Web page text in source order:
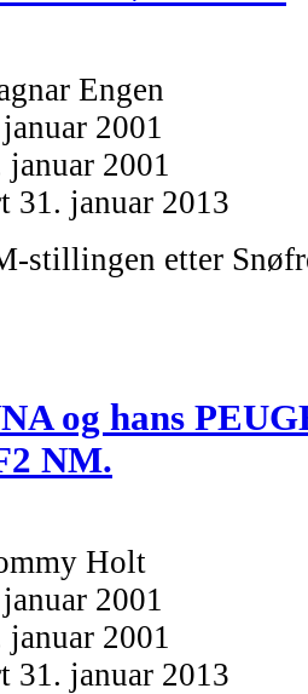
Engen
2001
2001
31. januar 2013
stillingen etter
og hans
NM.
Holt
2001
2001
31. januar 2013